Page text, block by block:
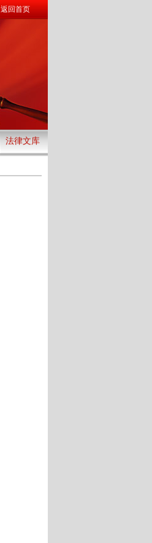
返回首页
法律文库